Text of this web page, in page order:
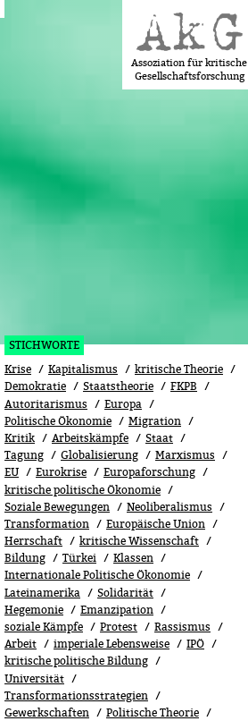
Assoziation für kritische
Gesellschaftsforschung
STICHWORTE
Krise
Kapitalismus
kritische Theorie
Demokratie
Staatstheorie
FKPB
Autoritarismus
Europa
Politische Ökonomie
Migration
Kritik
Arbeitskämpfe
Staat
Tagung
Globalisierung
Marxismus
EU
Eurokrise
Europaforschung
kritische politische Ökonomie
Soziale Bewegungen
Neoliberalismus
Transformation
Europäische Union
Herrschaft
kritische Wissenschaft
Bildung
Türkei
Klassen
Internationale Politische Ökonomie
Lateinamerika
Solidarität
Hegemonie
Emanzipation
soziale Kämpfe
Protest
Rassismus
Arbeit
imperiale Lebensweise
IPÖ
kritische politische Bildung
Universität
Transformationsstrategien
Gewerkschaften
Politische Theorie